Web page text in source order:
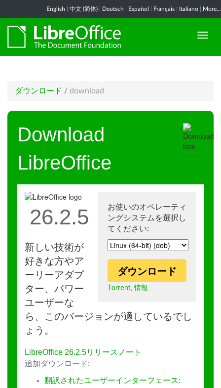
English 中文 (简体) Deutsch Español Français Italiano More...
ダウンロード / download
Download
LibreOffice
お使いのオペレーティ
ングシステムを選択し
てください:
ダウンロード
Torrent,情報
26.2.5
新しい技術が
好きな方やア
ーリーアダプ
ター、パワー
ユーザーな
ら、このバージョンが適しているでし
ょう。
LibreOffice 26.2.5リリースノート
追加ダウンロード:
翻訳されたユーザーインターフェース: